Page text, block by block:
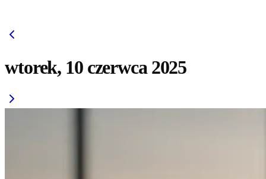
wtorek, 10 czerwca 2025